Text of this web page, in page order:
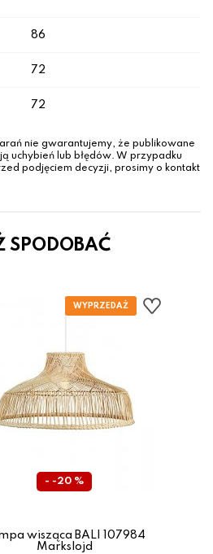
86
72
72
nie gwarantujemy, że publikowane
uchybień lub błędów. W przypadku
podjęciem decyzji, prosimy o kontakt
SPODOBAĆ
- -20 %
wisząca BALI 107984
Markslojd